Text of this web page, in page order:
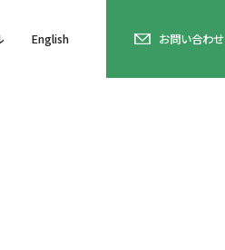
English お問い合わせ